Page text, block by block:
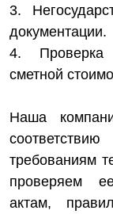
3.
документации.
4. Проверка
сметной
Наша
требованиям
проверяем
актам,